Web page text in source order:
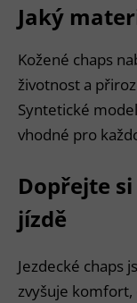
Jaký
Kožené chaps
životnost a
Syntetické
vhodné pro
Dopřejte
jízdě
Jezdecké chaps
zvyšuje komfort,